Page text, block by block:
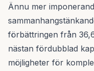
Ännu mer
förbättringen från
nästan fördubblad
möjligheter för